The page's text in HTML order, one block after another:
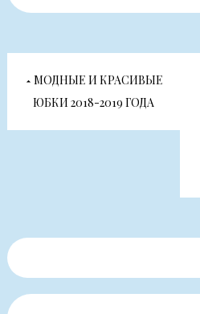
Навигация
по
МОДНЫЕ И КРАСИВЫЕ
ЮБКИ 2018-2019 ГОДА